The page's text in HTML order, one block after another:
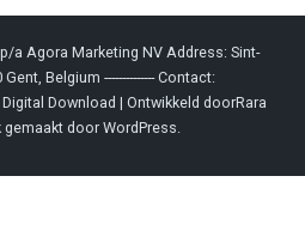
a Agora Marketing NV Address: Sint-
Belgium -------------- Contact:
Digital Download | Ontwikkeld doorRara
gemaakt door WordPress